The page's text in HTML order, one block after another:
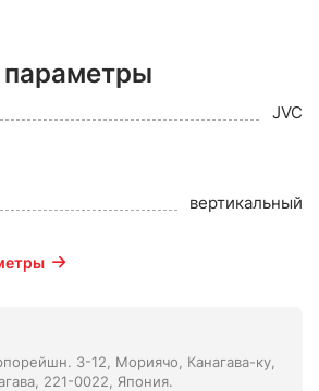
JVC
вертикальный
3-12, Мориячо, Канагава-ку,
221-0022, Япония.